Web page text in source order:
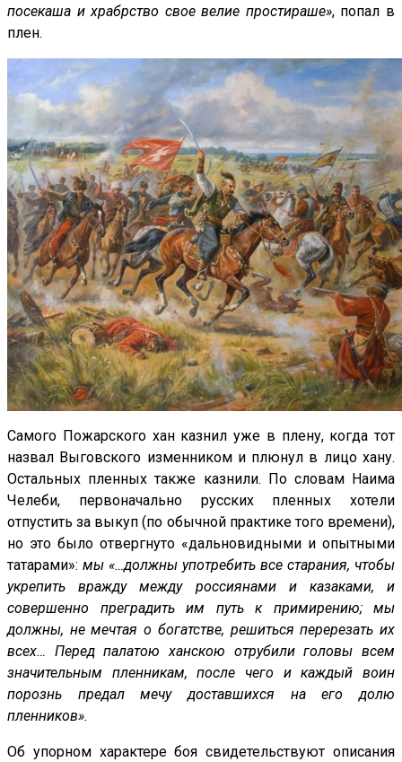
посекаша и храбрство свое велие простираше», попал в
плен.
Самого Пожарского хан казнил уже в плену, когда тот
назвал Выговского изменником и плюнул в лицо хану.
Остальных пленных также казнили. По словам Наима
Челеби, первоначально русских пленных хотели
отпустить за выкуп (по обычной практике того времени),
но это было отвергнуто «дальновидными и опытными
татарами»: мы «…должны употребить все старания, чтобы
укрепить вражду между россиянами и казаками, и
совершенно преградить им путь к примирению; мы
должны, не мечтая о богатстве, решиться перерезать их
всех… Перед палатою ханскою отрубили головы всем
значительным пленникам, после чего и каждый воин
порознь предал мечу доставшихся на его долю
пленников».
Об упорном характере боя свидетельствуют описания